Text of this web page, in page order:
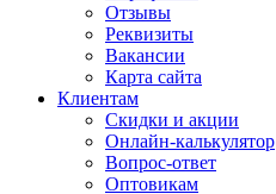
Отзывы
Реквизиты
Вакансии
Карта сайта
Клиентам
Скидки и акции
Онлайн-калькулятор
Вопрос-ответ
Оптовикам